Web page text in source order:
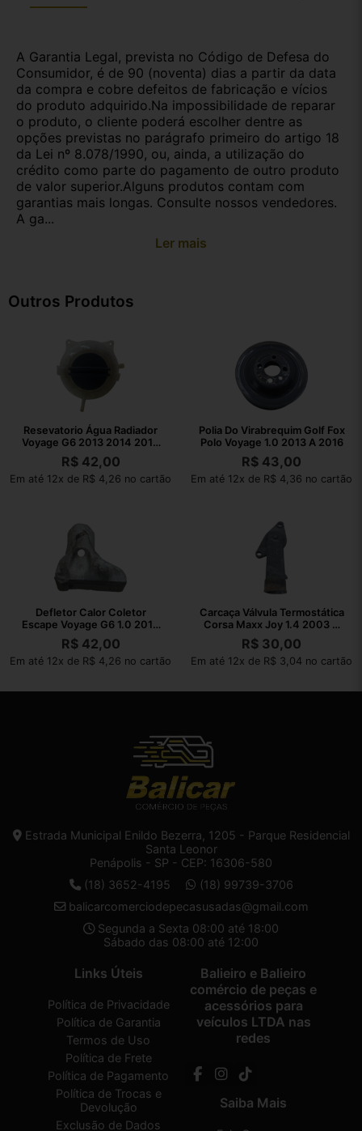
A Garantia Legal, prevista no Código de Defesa do
Consumidor, é de 90 (noventa) dias a partir da data
da compra e cobre defeitos de fabricação e vícios
do produto adquirido.Na impossibilidade de reparar
o produto, o cliente poderá escolher dentre as
opções previstas no parágrafo primeiro do artigo 18
da Lei nº 8.078/1990, ou, ainda, a utilização do
crédito como parte do pagamento de outro produto
de valor superior.Alguns produtos contam com
garantias mais longas. Consulte nossos vendedores.
A ga...
Ler mais
Outros Produtos
Resevatorio Água Radiador
Voyage G6 2013 2014 2015
2016
R$42,00
Em até 12x de R$ 4,26 no cartão
Polia Do Virabrequim Golf Fox
Polo Voyage 1.0 2013 A 2016
R$ 43,00
Em até 12x de R$ 4,36 no cartão
Defletor Calor Coletor
Escape Voyage G6 1.0 2013
2014 A 2016
R$42,00
Em até 12x de R$ 4,26 no cartão
Carcaça Válvula Termostática
Corsa Maxx Joy 1.4 2003 A
2010
R$ 30,00
Em até 12x de R$ 3,04 no cartão
Estrada Municipal Enildo Bezerra, 1205 - Parque Residencial
Santa Leonor
Penápolis - SP - CEP: 16306-580
(18) 3652-4195
(18) 99739-3706
balicarcomerciodepecasusadas@gmail.com
Segunda a Sexta 08:00 até 18:00
Sábado das 08:00 até 12:00
Links Úteis
Política de Privacidade
Política de Garantia
Termos de Uso
Política de Frete
Política de Pagamento
Política de Trocas e
Devolução
Exclusão de Dados
Balieiro e Balieiro
comércio de peças e
acessórios para
veículos LTDA nas
redes
Saiba Mais